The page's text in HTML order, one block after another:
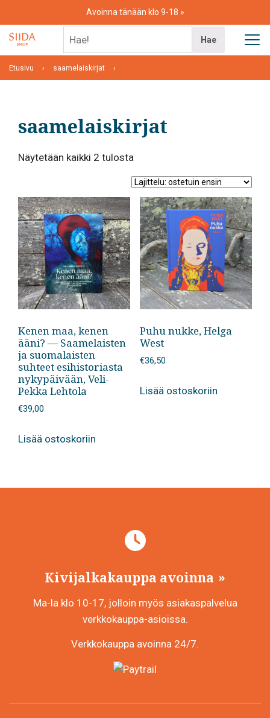
content
Avoinna tänään klo 9-18
Hae
Etusivu saamelaiskirjat
saamelaiskirjat
Näytetään kaikki 2 tulosta
ensin
Kenen maa, kenen
ääni? — Saamelaisten
ja suomalaisten
suhteet esihistoriasta
nykypäivään, Veli-
Pekka Lehtola
€39,00
Lisää ostoskoriin
Puhu nukke, Helga
West
€36,50
Lisää ostoskoriin
Kivijalkakauppa avoinna
Ma-la klo 10-17, jolloin myös asiakaspalvelua
verkkokauppa-asioissa.
Verkkokauppa avoinna 24/7.